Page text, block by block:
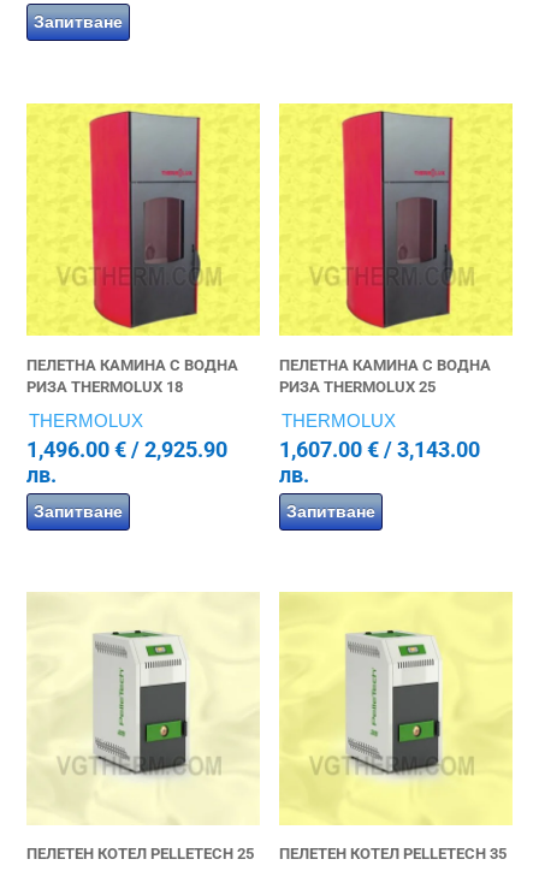
Запитване
ПЕЛЕТНА КАМИНА С ВОДНА
РИЗА THERMOLUX 18
THERMOLUX
1,496.00€ / 2,925.90
лв.
Запитване
ПЕЛЕТНА КАМИНА С ВОДНА
РИЗА THERMOLUX 25
THERMOLUX
1,607.00€/ 3,143.00
лв.
Запитване
ПЕЛЕТЕН КОТЕЛ PELLETECH 25 ПЕЛЕТЕН КОТЕЛ PELLETECH 35